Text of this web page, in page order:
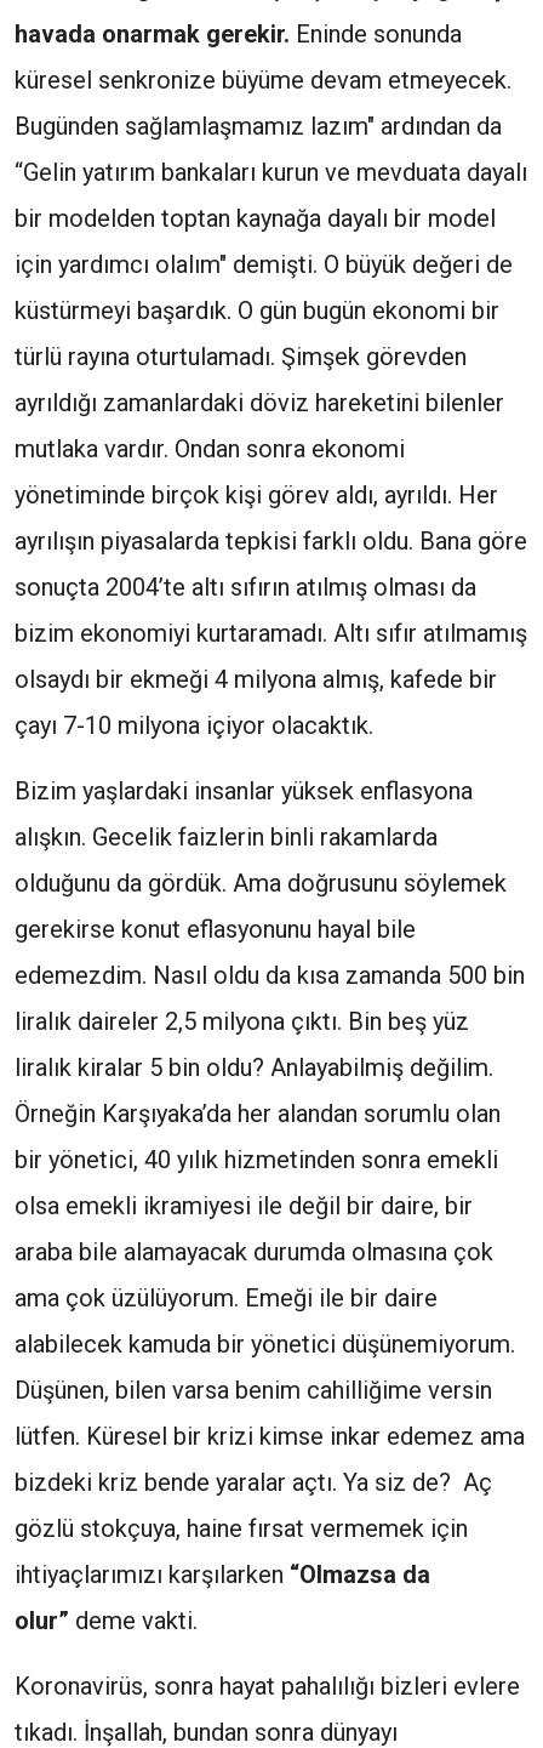
havada onarmak gerekir. Eninde sonunda
küresel senkronize büyüme devam etmeyecek.
Bugünden sağlamlaşmamız lazım" ardından da
“Gelin yatırım bankaları kurun ve mevduata dayalı
bir modelden toptan kaynağa dayalı bir model
için yardımcı olalım" demişti. O büyük değeri de
küstürmeyi başardık. O gün bugün ekonomi bir
türlü rayına oturtulamadı. Şimşek görevden
ayrıldığı zamanlardaki döviz hareketini bilenler
mutlaka vardır. Ondan sonra ekonomi
yönetiminde birçok kişi görev aldı, ayrıldı. Her
ayrılışın piyasalarda tepkisi farklı oldu. Bana göre
sonuçta 2004’te altı sıfırın atılmış olması da
bizim ekonomiyi kurtaramadı. Altı sıfır atılmamış
olsaydı bir ekmeği 4 milyona almış, kafede bir
çayı 7-10 milyona içiyor olacaktık.
Bizim yaşlardaki insanlar yüksek enflasyona
alışkın. Gecelik faizlerin binli rakamlarda
olduğunu da gördük. Ama doğrusunu söylemek
gerekirse konut eflasyonunu hayal bile
edemezdim. Nasıl oldu da kısa zamanda 500 bin
liralık daireler 2,5 milyona çıktı. Bin beş yüz
liralık kiralar 5 bin oldu? Anlayabilmiş değilim.
Örneğin Karşıyaka’da her alandan sorumlu olan
bir yönetici, 40 yılık hizmetinden sonra emekli
olsa emekli ikramiyesi ile değil bir daire, bir
araba bile alamayacak durumda olmasına çok
ama çok üzülüyorum. Emeği ile bir daire
alabilecek kamuda bir yönetici düşünemiyorum.
Düşünen, bilen varsa benim cahilliğime versin
lütfen. Küresel bir krizi kimse inkar edemez ama
bizdeki kriz bende yaralar açtı. Ya siz de? Aç
gözlü stokçuya, haine fırsat vermemek için
ihtiyaçlarımızı karşılarken “Olmazsa da
olur” deme vakti.
Koronavirüs, sonra hayat pahalılığı bizleri evlere
tıkadı. İnşallah, bundan sonra dünyayı